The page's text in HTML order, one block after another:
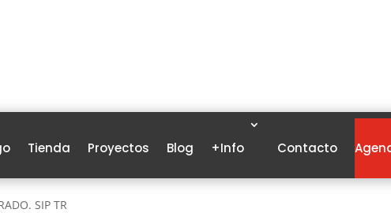
Tienda Proyectos Blog +Info Contacto
SIP TR